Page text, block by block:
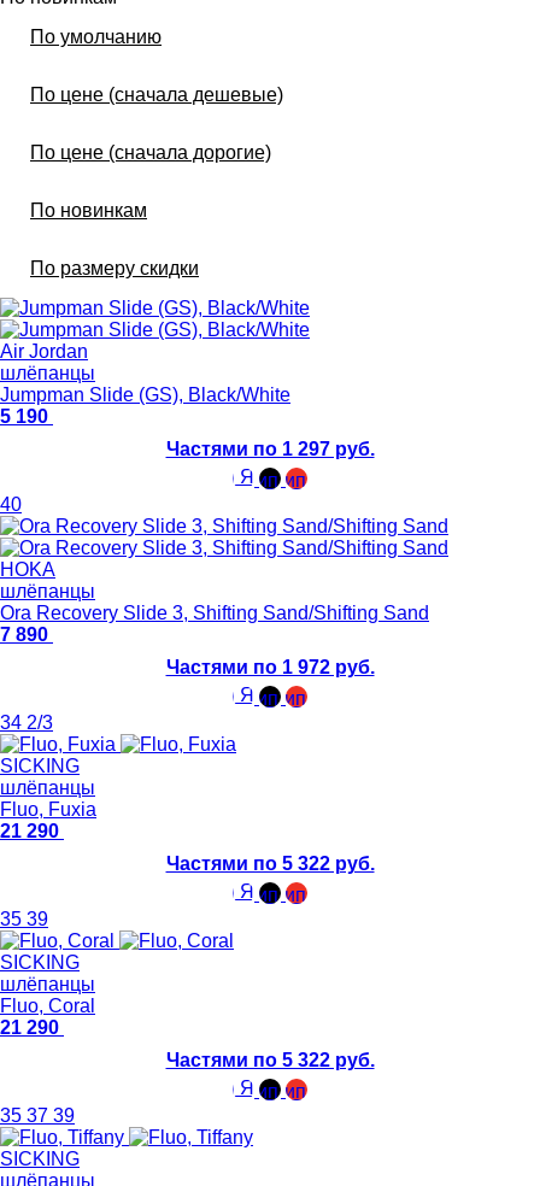
По умолчанию
По цене (сначала дешевые)
По цене (сначала дорогие)
По новинкам
По размеру скидки
Air Jordan
шлёпанцы
Jumpman Slide (GS), Black/White
5 190
Частями по 1 297 руб.
40
HOKA
шлёпанцы
Ora Recovery Slide 3, Shifting Sand/Shifting Sand
7 890
Частями по 1 972 руб.
34 2/3
SICKING
шлёпанцы
Fluo, Fuxia
21 290
Частями по 5 322 руб.
35 39
SICKING
шлёпанцы
Fluo, Coral
21 290
Частями по 5 322 руб.
35 37 39
SICKING
шлёпанцы